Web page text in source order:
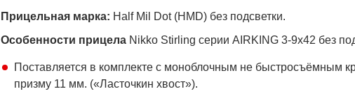
Прицельная марка: Half Mil Dot (НМD) без подсветки.
Особенности прицела Nikko Stirling серии AIRKING 3-9x42 без
Поставляется в комплекте с моноблочным не быстросъёмным
призму 11 мм. («Ласточкин хвост»).